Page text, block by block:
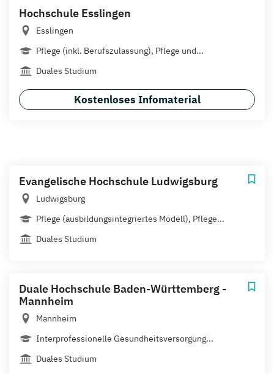
Hochschule Esslingen
Esslingen
Pflege (inkl. Berufszulassung), Pflege und...
Duales Studium
Kostenloses Infomaterial
Evangelische Hochschule Ludwigsburg
Ludwigsburg
Pflege (ausbildungsintegriertes Modell), Pflege...
Duales Studium
Duale Hochschule Baden-Württemberg -
Mannheim
Mannheim
Interprofessionelle Gesundheitsversorgung...
Duales Studium